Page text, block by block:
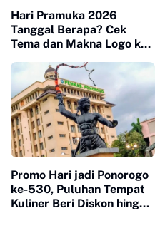
Hari Pramuka 2026
Tanggal Berapa? Cek
Tema dan Makna Logo ke-
Promo Hari jadi Ponorogo
ke-530, Puluhan Tempat
Kuliner Beri Diskon hingga